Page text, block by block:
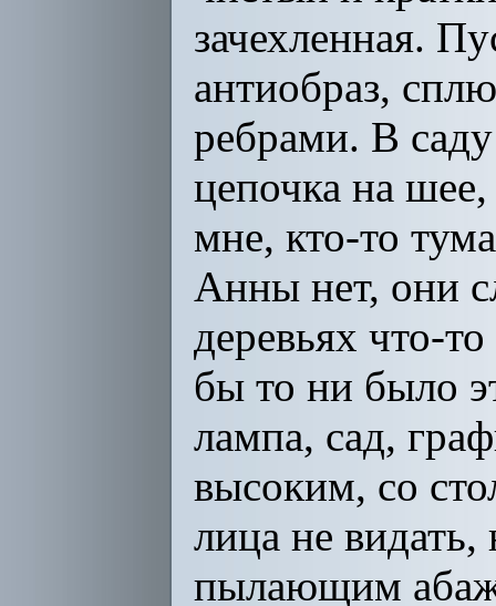
зачехленная.
антиобраз,
ребрами. В
цепочка на
мне, кто-то
Анны нет, они
деревьях что-
бы то ни было
лампа, сад,
высоким, со
лица не
пылающим